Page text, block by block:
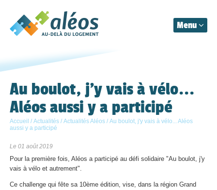
Menu
Aléos
Organisation
Prestations
Actualités
Contact
Au boulot, j'y vais à vélo...
Aléos aussi y a participé
Accueil / Actualités / Actualités Aléos / Au boulot, j'y vais à vélo... Aléos
aussi y a participé
Le 01 août 2019
Pour la première fois, Aléos a participé au défi solidaire "Au boulot, j'y
vais à vélo et autrement".
Ce challenge qui fête sa 10ème édition, vise, dans la région Grand